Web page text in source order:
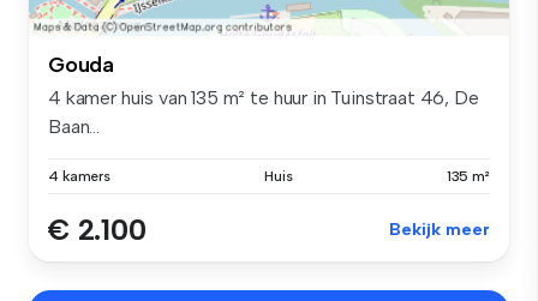
Gouda
4 kamer huis van 135 m² te huur in Tuinstraat 46, De
Baan...
4 kamers Huis 135 m²
€ 2.100 Bekijk meer